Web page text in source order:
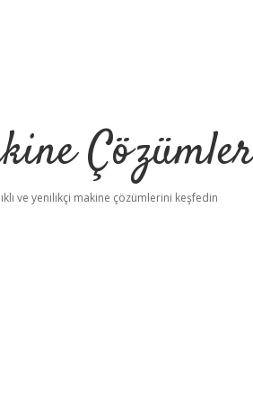
ve yenilikçi makine çözümlerini keşfedin